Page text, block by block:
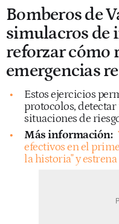
Bomberos de
simulacros de
reforzar cómo
emergencias
Estos ejercicios
protocolos,
situaciones de
Más información:
efectivos en el
la historia" y